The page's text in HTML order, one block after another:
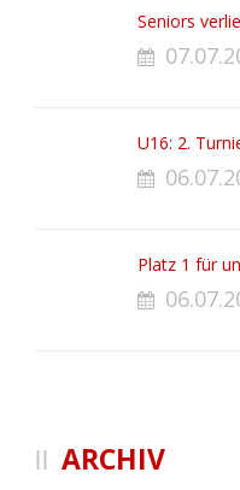
Seniors
U16: 2.
Platz 1 für
ARCHIV